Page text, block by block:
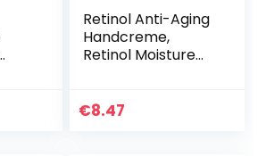
Retinol Anti-Aging
Handcreme,
Retinol Moisture
Leichte Anti-
€8.47